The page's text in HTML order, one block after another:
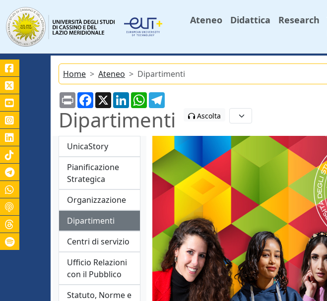
Ateneo Didattica Research
Home Ateneo Dipartimenti
PrintFacebook
X LinkedInWhatsApp
Dipartimenti Ascolta
UnicaStory
Pianificazione
Strategica
Organizzazione
Dipartimenti
Centri di servizio
Ufficio Relazioni
con il Pubblico
Statuto, Norme e
Canale Telegram Unicas